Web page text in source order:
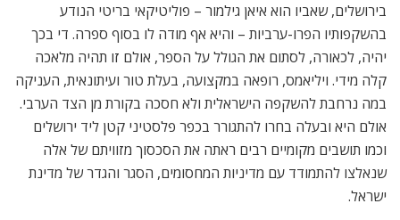
בירושלים, שאביו הוא איאן גילמור – פוליטיקאי בריטי הנודע
בהשקפותיו הפרו-ערביות – והיא אף מודה לו בסוף ספרה. די בכך
יהיה, לכאורה, לסתום את הגולל על הספר, אולם זו תהיה מלאכה
קלה מידי. ויליאמס, רופאה במקצועה, בעלת טור ועיתונאית, העניקה
במה נרחבת להשקפה הישראלית ולא חסכה בקורת מן הצד הערבי.
אולם היא ובעלה בחרו להתגורר בכפר פלסטיני קטן ליד ירושלים
וכמו תושבים מקומיים רבים ראתה את הסכסוך מזוויתם של אלה
שנאלצו להתמודד עם מדיניות המחסומים, הסגר והגדר של מדינת
ישראל.